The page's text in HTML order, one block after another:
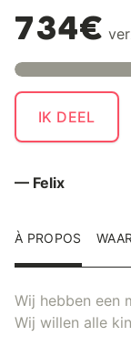
734€
IK DEEL
— Felix
À PROPOS
Wij hebben een
Wij willen alle